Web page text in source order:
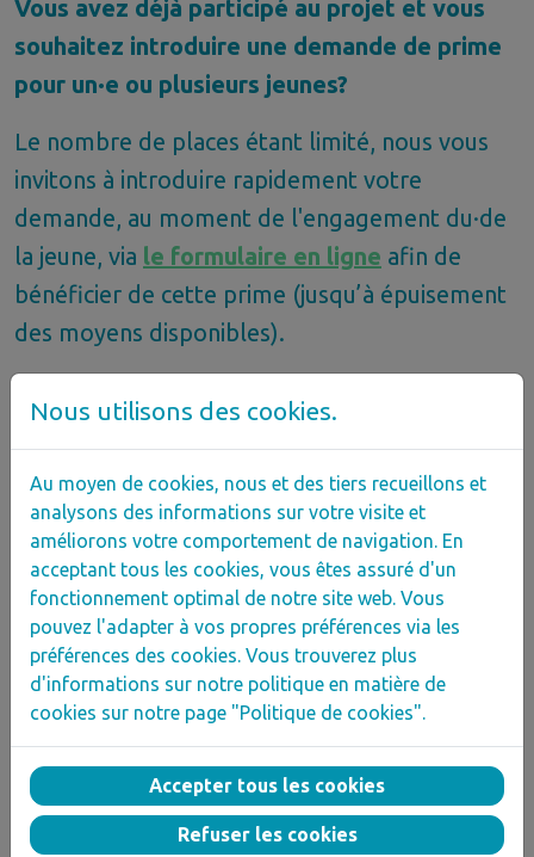
Vous avez déjà participé au projet et vous
souhaitez introduire une demande de prime
pour un·e ou plusieurs jeunes?
Le nombre de places étant limité, nous vous
invitons à introduire rapidement votre
demande, au moment de l'engagement du·de
la jeune, via le formulaire en ligne afin de
bénéficier de cette prime (jusqu’à épuisement
des moyens disponibles).
Restez informé·e de
nos actualités
Inscrivez-vous à notre newsletter !
Nous utilisons des cookies.
Au moyen de cookies, nous et des tiers recueillons et
analysons des informations sur votre visite et
améliorons votre comportement de navigation. En
acceptant tous les cookies, vous êtes assuré d'un
fonctionnement optimal de notre site web. Vous
pouvez l'adapter à vos propres préférences via les
préférences des cookies. Vous trouverez plus
d'informations sur notre politique en matière de
cookies sur notre page "Politique de cookies".
Accepter tous les cookies
Refuser les cookies